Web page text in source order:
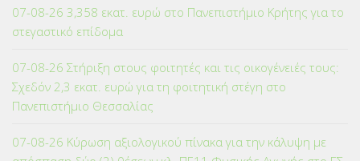
07-08-26 3,358 εκατ. ευρώ στο Πανεπιστήμιο Κρήτης για το
στεγαστικό επίδομα
07-08-26 Στήριξη στους φοιτητές και τις οικογένειές τους:
Σχεδόν 2,3 εκατ. ευρώ για τη φοιτητική στέγη στο
Πανεπιστήμιο Θεσσαλίας
07-08-26 Κύρωση αξιολογικού πίνακα για την κάλυψη με